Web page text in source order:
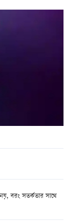
বরং সতর্কতার সাথে